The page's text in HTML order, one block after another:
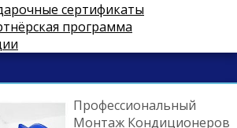
сертификаты
программа
Профессиональный
Монтаж Кондиционеров